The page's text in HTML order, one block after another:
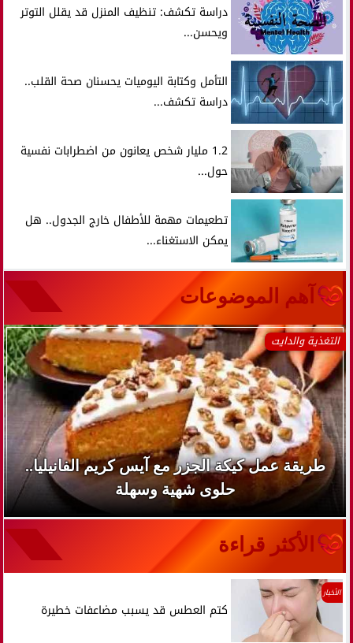
دراسة تكشف: تنظيف المنزل قد يقلل التوتر
ويحسن...
التأمل وكتابة اليوميات يحسنان صحة القلب..
دراسة تكشف...
1.2 مليار شخص يعانون من اضطرابات نفسية
حول...
تطعيمات مهمة للأطفال خارج الجدول.. هل
يمكن الاستغناء...
آهم الموضوعات
التغذية والدايت
طريقة عمل كيكة الجزر مع آيس كريم الفانيليا..
حلوى شهية وسهلة
الأكثر قراءة
الأخبار
كتم العطس قد يسبب مضاعفات خطيرة